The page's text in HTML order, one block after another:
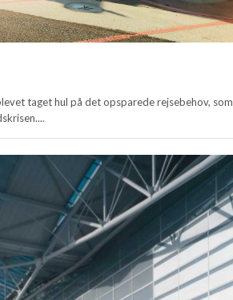
taget hul på det opsparede rejsebehov, som